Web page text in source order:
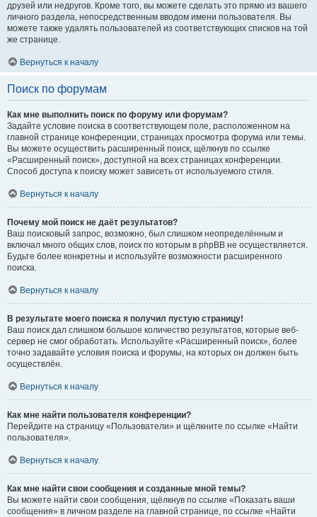
друзей или недругов. Кроме того, вы можете сделать это прямо из вашего
личного раздела, непосредственным вводом имени пользователя. Вы
можете также удалять пользователей из соответствующих списков на той
же странице.
Вернуться к началу
Поиск по форумам
Как мне выполнить поиск по форуму или форумам?
Задайте условие поиска в соответствующем поле, расположенном на
главной странице конференции, страницах просмотра форума или темы.
Вы можете осуществить расширенный поиск, щёлкнув по ссылке
«Расширенный поиск», доступной на всех страницах конференции.
Способ доступа к поиску может зависеть от используемого стиля.
Вернуться к началу
Почему мой поиск не даёт результатов?
Ваш поисковый запрос, возможно, был слишком неопределённым и
включал много общих слов, поиск по которым в phpBB не осуществляется.
Будьте более конкретны и используйте возможности расширенного
поиска.
Вернуться к началу
В результате моего поиска я получил пустую страницу!
Ваш поиск дал слишком большое количество результатов, которые веб-
сервер не смог обработать. Используйте «Расширенный поиск», более
точно задавайте условия поиска и форумы, на которых он должен быть
осуществлён.
Вернуться к началу
Как мне найти пользователя конференции?
Перейдите на страницу «Пользователи» и щёлкните по ссылке «Найти
пользователя».
Вернуться к началу
Как мне найти свои сообщения и созданные мной темы?
Вы можете найти свои сообщения, щёлкнув по ссылке «Показать ваши
сообщения» в личном разделе на главной странице, по ссылке «Найти